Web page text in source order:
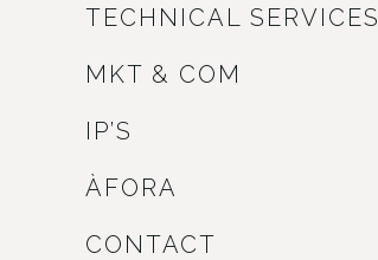
TECHNICAL SERVICES
MKT & COM
IP’S
ÀFORA
CONTACT